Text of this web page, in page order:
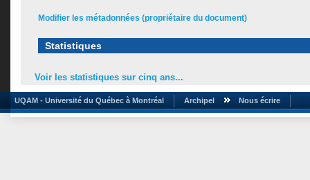
Modifier les métadonnées (propriétaire du document)
Statistiques
Voir les statistiques sur cinq ans...
UQAM - Université du Québec à Montréal Archipel Nous écrire